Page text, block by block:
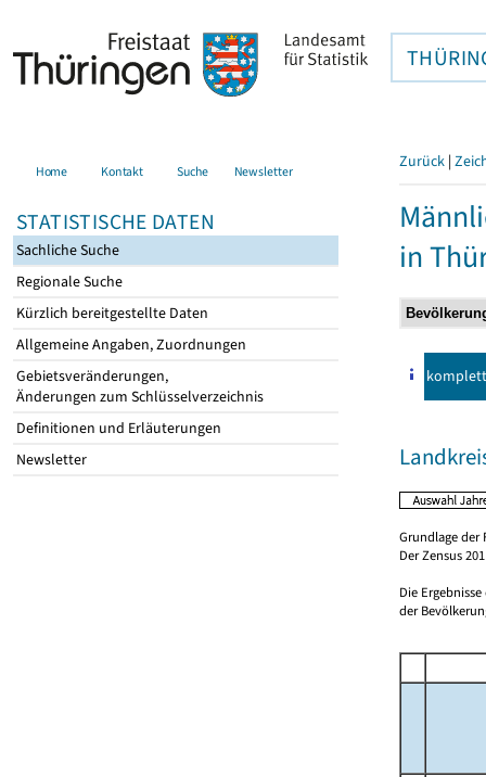
Home Kontakt Suche Newsletter
STATISTISCHE DATEN
Sachliche Suche
Regionale Suche
Kürzlich bereitgestellte Daten
Allgemeine Angaben, Zuordnungen
Gebietsveränderungen,
Änderungen zum Schlüsselverzeichnis
Definitionen und Erläuterungen
Newsletter
Zurück |
in
komplett
Grundlage der
Der Zensus
Die
der